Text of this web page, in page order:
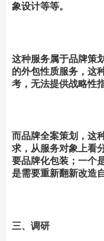
象设计等等。
这种服务属于品牌策
的外包性质服务，这
考，无法提供战略性
而品牌全案策划，这
求，从服务对象上看
要品牌化包装；一个
是需要重新翻新改造
三、调研